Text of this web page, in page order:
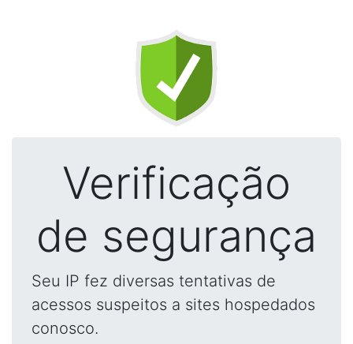
Verificação
de segurança
Seu IP fez diversas tentativas de
acessos suspeitos a sites hospedados
conosco.